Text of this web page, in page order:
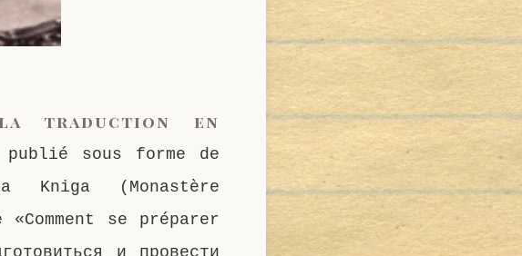
traduction en
sous forme de
Kniga (Monastère
se préparer
и провести